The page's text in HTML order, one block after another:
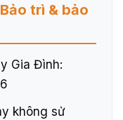
trì & bảo
Gia Đình:
không sử